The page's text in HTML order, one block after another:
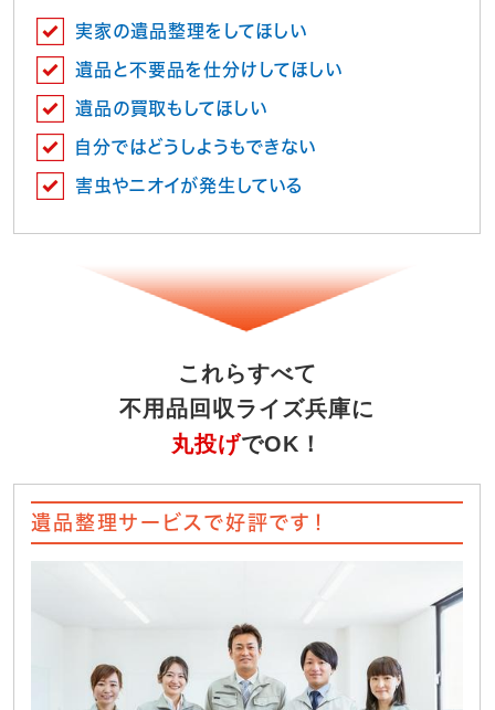
実家の遺品整理をしてほしい
遺品と不要品を仕分けしてほしい
遺品の買取もしてほしい
自分ではどうしようもできない
害虫やニオイが発生している
これらすべて
不用品回収ライズ兵庫に
丸投げでOK！
遺品整理サービスで好評です！